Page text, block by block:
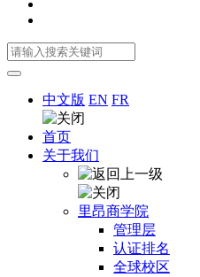
中文版 EN FR
首页
关于我们
里昂商学院
管理层
认证排名
全球校区